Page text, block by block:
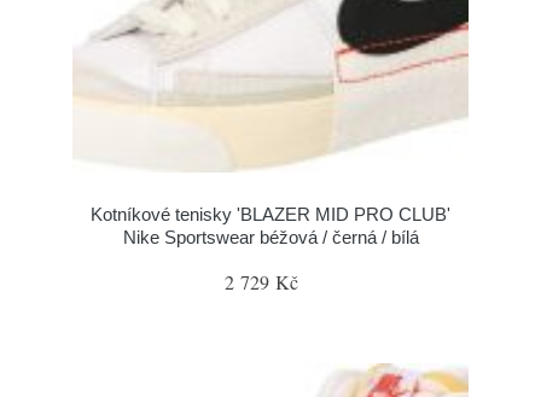
Kotníkové tenisky 'BLAZER MID PRO CLUB'
Nike Sportswear béžová / černá / bílá
2 729 Kč